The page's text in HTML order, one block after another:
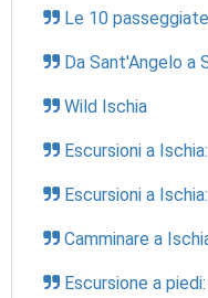
Le 10
Da Sant'Angelo a
Wild Ischia
Escursioni a
Escursioni a
Camminare a
Escursione a